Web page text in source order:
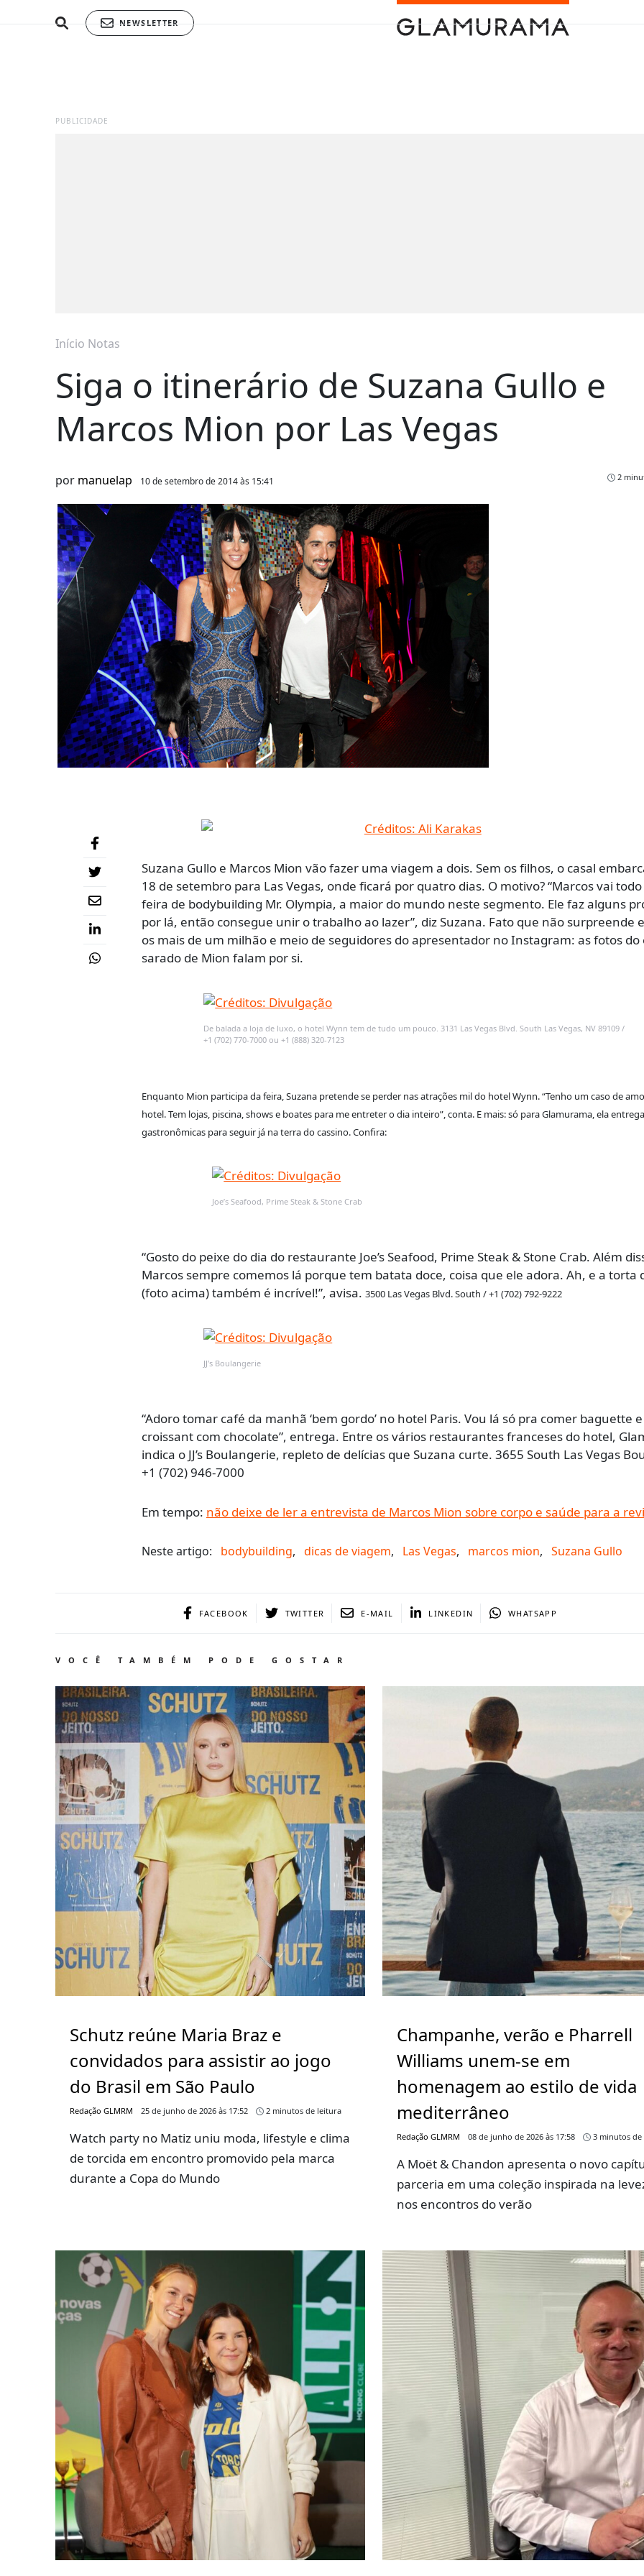
NEWSLETTER
PUBLICIDADE
Início Notas
Siga o itinerário de Suzana Gullo e
Marcos Mion por Las Vegas
por manuelap 10 de setembro de 2014 às 15:41 2
Suzana Gullo e Marcos Mion vão fazer uma viagem a dois. Sem os filhos, o casal
18 de setembro para Las Vegas, onde ficará por quatro dias. O motivo? “Marcos vai
feira de bodybuilding Mr. Olympia, a maior do mundo neste segmento. Ele faz alguns
por lá, então consegue unir o trabalho ao lazer”, diz Suzana. Fato que não surpreende
os mais de um milhão e meio de seguidores do apresentador no Instagram: as fotos do
sarado de Mion falam por si.
De balada a loja de luxo, o hotel Wynn tem de tudo um pouco. 3131 Las Vegas Blvd. South Las Vegas, NV 89109 /
+1 (702) 770-7000 ou +1 (888) 320-7123
Enquanto Mion participada feira, Suzana pretende se perder nas atrações mil do hotel Wynn. “Tenho um caso de
hotel. Tem lojas, piscina, shows e boates para me entreter o dia inteiro”, conta. E mais: só para Glamurama, ela
gastronômicas para seguir já na terra do cassino. Confira:
Joe’s Seafood, Prime Steak & Stone Crab
“Gosto do peixe do dia do restaurante Joe’s Seafood, Prime Steak & Stone Crab. Além
Marcos sempre comemos lá porque tem batata doce, coisa que ele adora. Ah, e a torta
(foto acima) também é incrível!”, avisa. 3500 Las Vegas Blvd. South / +1 (702) 792-9222
JJ’s Boulangerie
“Adoro tomar café da manhã ‘bem gordo’ no hotel Paris. Vou lá só pra comer baguette e
croissant com chocolate”, entrega. Entre os vários restaurantes franceses do hotel,
indica o JJ’s Boulangerie, repleto de delícias que Suzana curte. 3655 South Las Vegas
+1 (702) 946-7000
Em tempo: não deixe de ler a entrevista de Marcos Mion sobre corpo e saúde para a
Neste artigo: bodybuilding, dicas de viagem, Las Vegas, marcos mion, Suzana Gullo
FACEBOOK TWITTER E-MAIL LINKEDIN WHATSAPP
VOCÊ TAMBÉM PODE GOSTAR
Schutz reúne Maria Braz e
convidados para assistir ao jogo
do Brasil em São Paulo
Redação GLMRM 25 de junho de 2026 às 17:52 2 minutos de leitura
Watch party no Matiz uniu moda, lifestyle e clima
de torcida em encontro promovido pela marca
durante a Copa do Mundo
Champanhe, verão e Pharrell
Williams unem-se em
homenagem ao estilo de vida
mediterrâneo
Redação GLMRM 08 de junho de 2026 às 17:58 3 minutos
A Moët & Chandon apresenta o novo
parceria em uma coleção inspirada na
nos encontros do verão